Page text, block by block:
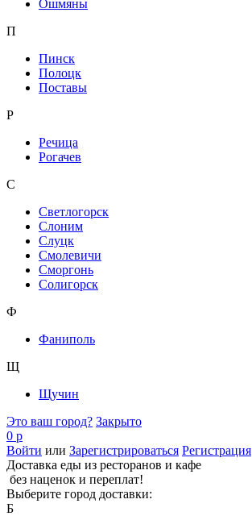
Ошмяны
П
Пинск
Полоцк
Поставы
Р
Речица
Рогачев
С
Светлогорск
Слоним
Слуцк
Смолевичи
Сморгонь
Солигорск
Ф
Фаниполь
Щ
Щучин
Это ваш город? Закрыто
0 р
Войти или Зарегистрироваться Регистрация
Доставка еды из ресторанов и кафе
без наценок и переплат!
Выберите город доставки:
Б